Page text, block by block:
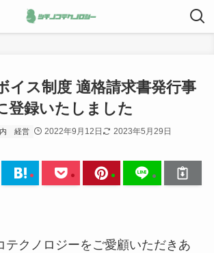
イス制度 適格請求書発行事
登録いたしました
経営 2022年9月12日 2023年5月29日
テクノロジーをご愛顧いただきあ